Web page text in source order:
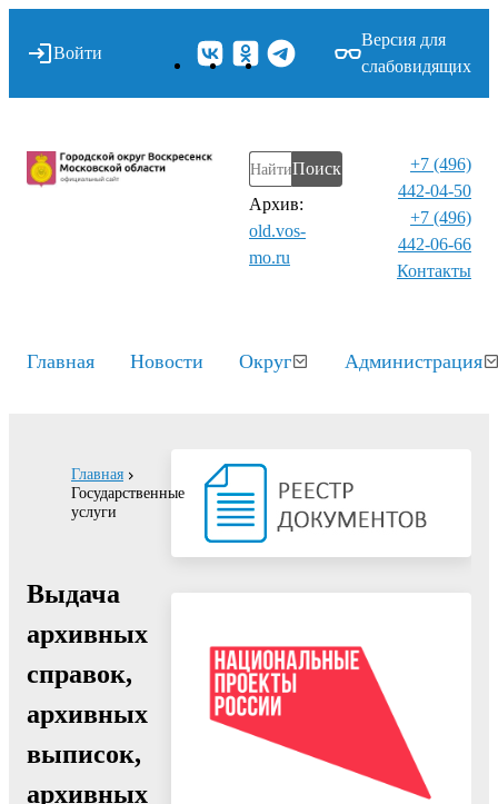
Войти
Версия для
слабовидящих
Поиск
Архив:
old.vos-
mo.ru
+7 (496)
442-04-50
+7 (496)
442-06-66
Контакты⁠
Главная Новости Округ Администрация
Главная
Государственные
услуги
Выдача
архивных
справок,
архивных
выписок,
архивных